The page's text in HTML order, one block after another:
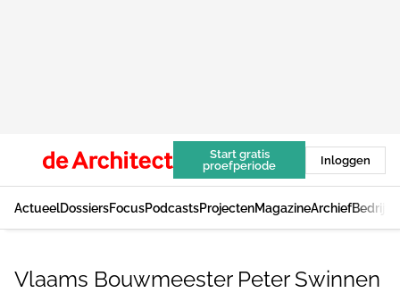
Start gratis
proefperiode
Inloggen
ActueelDossiersFocusPodcastsProjectenMagazineArchief
Vlaams Bouwmeester Peter Swinnen